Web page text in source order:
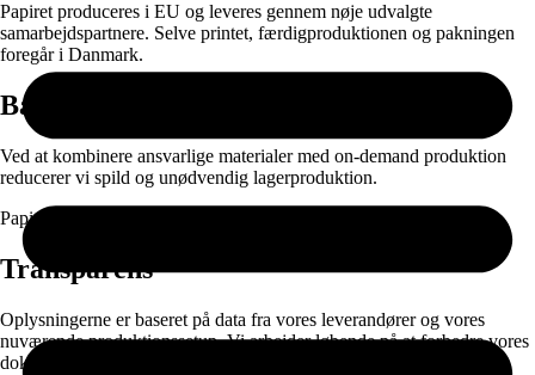
Papiret produceres i EU og leveres gennem nøje udvalgte
samarbejdspartnere. Selve printet, færdigproduktionen og pakningen
foregår i Danmark.
Bæredygtighed
Ved at kombinere ansvarlige materialer med on-demand produktion
reducerer vi spild og unødvendig lagerproduktion.
Papir og emballage kan sorteres til genanvendelse efter brug.
Transparens
Oplysningerne er baseret på data fra vores leverandører og vores
nuværende produktionssetup. Vi arbejder løbende på at forbedre vores
dokumentation og materialevalg.